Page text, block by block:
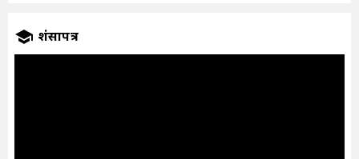
प्रशंसापत्र